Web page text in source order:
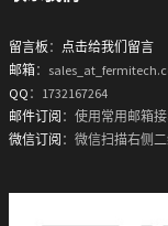
留言板 ： 点击给我们留言
邮箱：
QQ ：1732167264
邮件订阅 ：使用常用邮箱
微信订阅 ：微信扫描右侧